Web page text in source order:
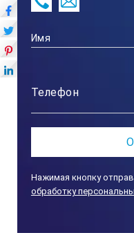
Нажимая кнопку
обработку